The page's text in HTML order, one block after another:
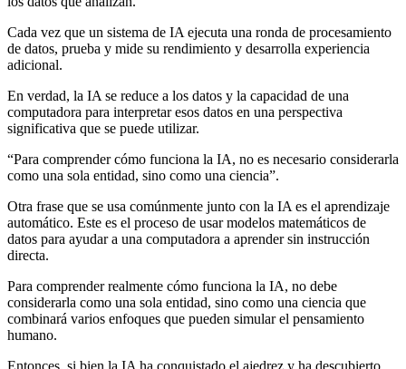
Cada vez que un sistema de IA ejecuta una ronda de procesamiento
de datos, prueba y mide su rendimiento y desarrolla experiencia
adicional.
En verdad, la IA se reduce a los datos y la capacidad de una
computadora para interpretar esos datos en una perspectiva
significativa que se puede utilizar.
“Para comprender cómo funciona la IA, no es necesario considerarla
como una sola entidad, sino como una ciencia”.
Otra frase que se usa comúnmente junto con la IA es el aprendizaje
automático. Este es el proceso de usar modelos matemáticos de
datos para ayudar a una computadora a aprender sin instrucción
directa.
Para comprender realmente cómo funciona la IA, no debe
considerarla como una sola entidad, sino como una ciencia que
combinará varios enfoques que pueden simular el pensamiento
humano.